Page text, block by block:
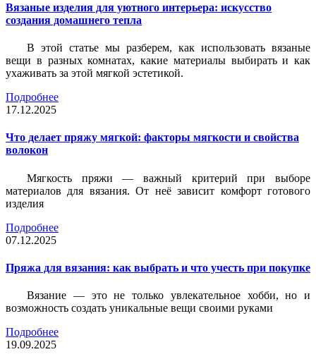
Вязаные изделия для уютного интерьера: искусство
создания домашнего тепла
В этой статье мы разберем, как использовать вязаные
вещи в разных комнатах, какие материалы выбирать и как
ухаживать за этой мягкой эстетикой.
Подробнее
17.12.2025
Что делает пряжу мягкой: факторы мягкости и свойства
волокон
Мягкость пряжи — важный критерий при выборе
материалов для вязания. От неё зависит комфорт готового
изделия
Подробнее
07.12.2025
Пряжа для вязания: как выбрать и что учесть при покупке
Вязание — это не только увлекательное хобби, но и
возможность создать уникальные вещи своими руками
Подробнее
19.09.2025